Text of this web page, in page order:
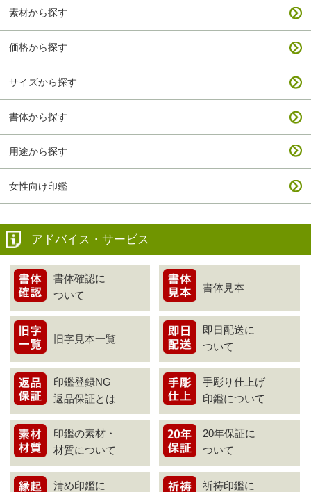
素材から探す
価格から探す
サイズから探す
書体から探す
用途から探す
女性向け印鑑
アドバイス・サービス
書体確認に
ついて
書体見本
旧字見本一覧
即日配送に
ついて
印鑑登録NG
返品保証とは
手彫り仕上げ
印鑑について
印鑑の素材・
材質について
20年保証に
ついて
清め印鑑に
祈祷印鑑に